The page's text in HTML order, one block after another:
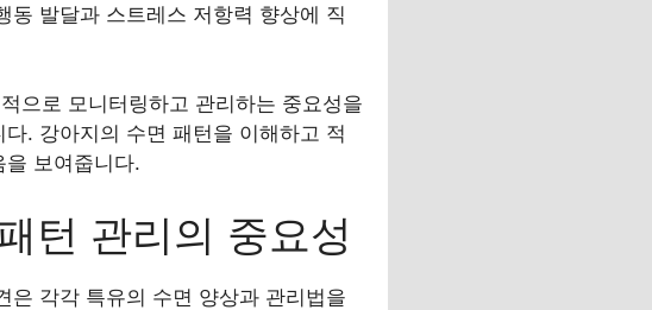
동 발달과 스트레스 저항력 향상에 직
으로 모니터링하고 관리하는 중요성을
. 강아지의 수면 패턴을 이해하고 적
보여줍니다.
턴 관리의 중요성
은 각각 특유의 수면 양상과 관리법을